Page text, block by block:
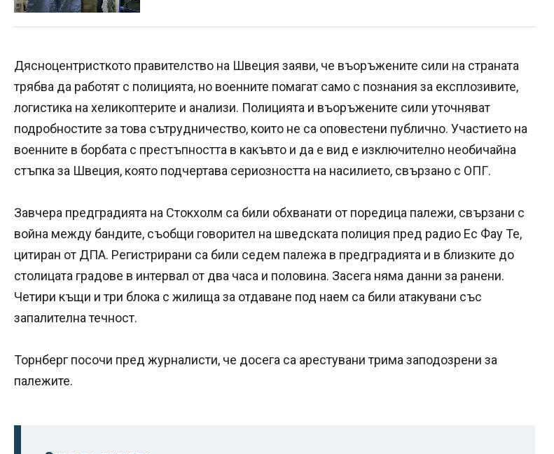
Дясноцентристкото правителство на Швеция заяви, че въоръжените сили на страната
трябва да работят с полицията, но военните помагат само с познания за експлозивите,
логистика на хеликоптерите и анализи. Полицията и въоръжените сили уточняват
подробностите за това сътрудничество, които не са оповестени публично. Участието на
военните в борбата с престъпността в какъвто и да е вид е изключително необичайна
стъпка за Швеция, която подчертава сериозността на насилието, свързано с ОПГ.
Завчера предградията на Стокхолм са били обхванати от поредица палежи, свързани с
война между бандите, съобщи говорител на шведската полиция пред радио Ес Фау Те,
цитиран от ДПА. Регистрирани са били седем палежа в предградията и в близките до
столицата градове в интервал от два часа и половина. Засега няма данни за ранени.
Четири къщи и три блока с жилища за отдаване под наем са били атакувани със
запалителна течност.
Торнберг посочи пред журналисти, че досега са арестувани трима заподозрени за
палежите.